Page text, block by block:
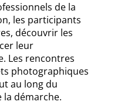
de la
les participants
découvrir les
leur
Les rencontres
photographiques
au long du
démarche.